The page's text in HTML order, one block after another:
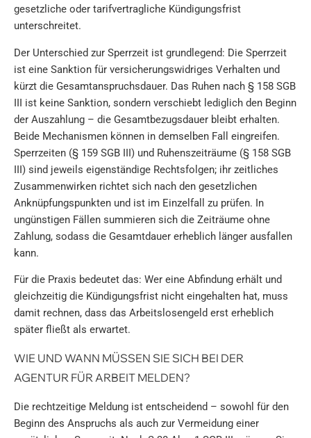
gesetzliche oder tarifvertragliche Kündigungsfrist
unterschreitet.
Der Unterschied zur Sperrzeit ist grundlegend: Die Sperrzeit
ist eine Sanktion für versicherungswidriges Verhalten und
kürzt die Gesamtanspruchsdauer. Das Ruhen nach § 158 SGB
III ist keine Sanktion, sondern verschiebt lediglich den Beginn
der Auszahlung – die Gesamtbezugsdauer bleibt erhalten.
Beide Mechanismen können in demselben Fall eingreifen.
Sperrzeiten (§ 159 SGB III) und Ruhenszeiträume (§ 158 SGB
III) sind jeweils eigenständige Rechtsfolgen; ihr zeitliches
Zusammenwirken richtet sich nach den gesetzlichen
Anknüpfungspunkten und ist im Einzelfall zu prüfen. In
ungünstigen Fällen summieren sich die Zeiträume ohne
Zahlung, sodass die Gesamtdauer erheblich länger ausfallen
kann.
Für die Praxis bedeutet das: Wer eine Abfindung erhält und
gleichzeitig die Kündigungsfrist nicht eingehalten hat, muss
damit rechnen, dass das Arbeitslosengeld erst erheblich
später fließt als erwartet.
WIE UND WANN MÜSSEN SIE SICH BEI DER
AGENTUR FÜR ARBEIT MELDEN?
Die rechtzeitige Meldung ist entscheidend – sowohl für den
Beginn des Anspruchs als auch zur Vermeidung einer